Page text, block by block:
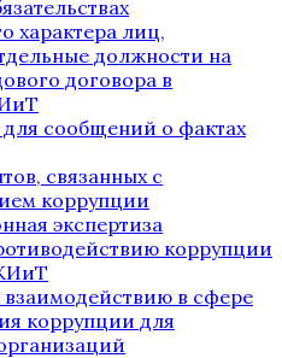
характера лиц,
должности на
договора в
для сообщений о фактах
связанных с
коррупции
экспертиза
коррупции
в сфере
коррупции для